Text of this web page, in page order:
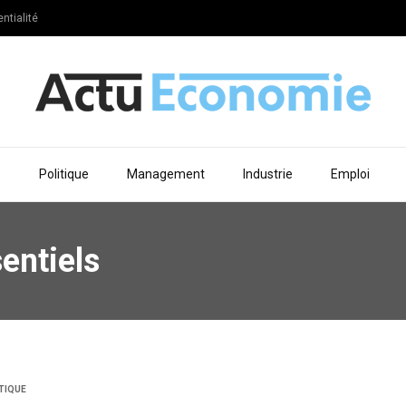
Politique Management Industrie Emploi